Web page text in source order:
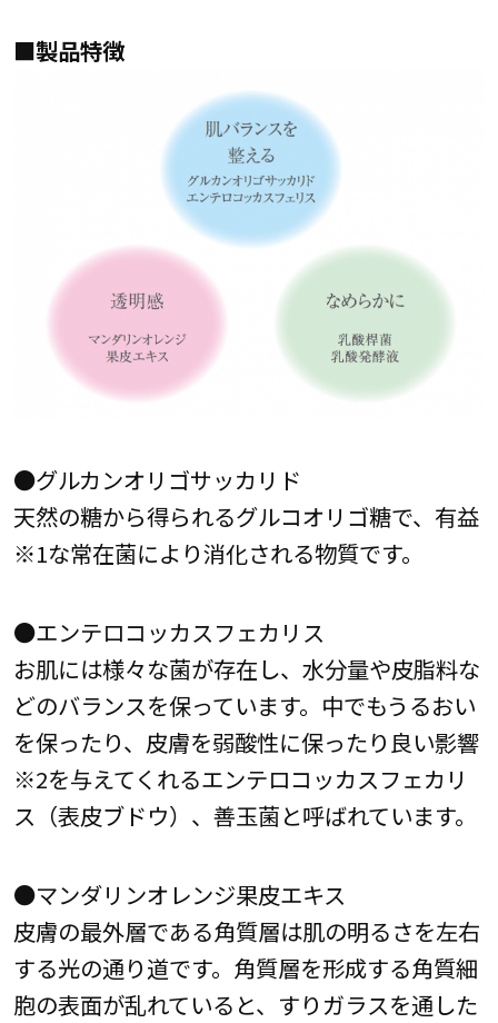
■製品特徴
●グルカンオリゴサッカリド
天然の糖から得られるグルコオリゴ糖で、有益
※1な常在菌により消化される物質です。
●エンテロコッカスフェカリス
お肌には様々な菌が存在し、水分量や皮脂料な
どのバランスを保っています。中でもうるおい
を保ったり、皮膚を弱酸性に保ったり良い影響
※2を与えてくれるエンテロコッカスフェカリ
ス（表皮ブドウ）、善玉菌と呼ばれています。
●マンダリンオレンジ果皮エキス
皮膚の最外層である角質層は肌の明るさを左右
する光の通り道です。角質層を形成する角質細
胞の表面が乱れていると、すりガラスを通した